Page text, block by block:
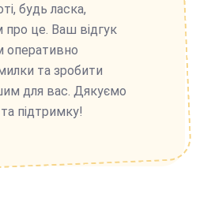
будь ласка,
про це. Ваш відгук
та зробити
для вас. Дякуємо
підтримку!